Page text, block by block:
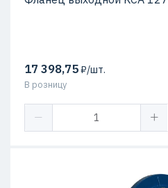
17 398,75₽/шт.
В розницу